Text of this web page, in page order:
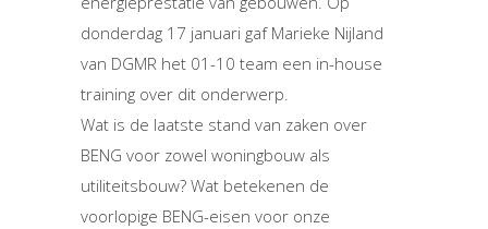
donderdag 17 januari gaf Marieke Nijland
van DGMR het 01-10 team een in-house
training over dit onderwerp.
Wat is de laatste stand van zaken over
BENG voor zowel woningbouw als
utiliteitsbouw? Wat betekenen de
voorlopige BENG-eisen voor onze